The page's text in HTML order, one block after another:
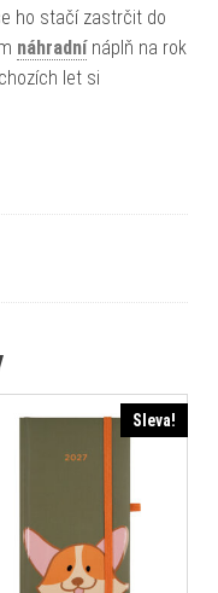
ho stačí zastrčit do
náhradnínáplň na rok
let si
Sleva!